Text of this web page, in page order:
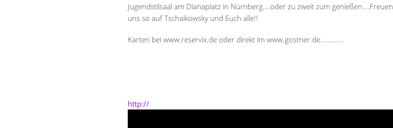
Jugendstilsaal am Dianaplatz in Nürnberg….oder zu zweit zum genießen….Freuen
uns so auf Tschaikowsky und Euch alle!!
Karten bei www.reservix.de oder direkt im www.gostner.de………….
http://